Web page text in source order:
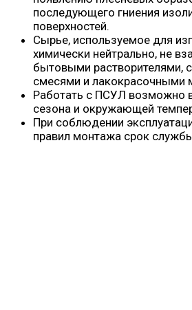
последующего гниения
поверхностей.
Сырье, используемое для
химически нейтрально, не
бытовыми растворителями,
смесями и лакокрасочными
Работать с ПСУЛ возможно
сезона и окружающей
При соблюдении
правил монтажа срок